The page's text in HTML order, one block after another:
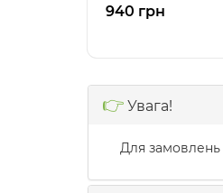
940 грн
👉 Увага!
Для